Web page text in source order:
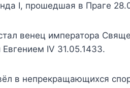
I, прошедшая в Праге
венец императора
IV 31.05.1433.
в непрекращающихся